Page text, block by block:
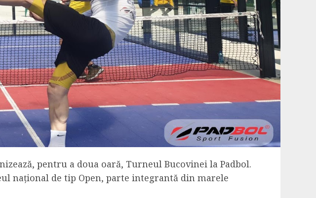
pentru a doua oară, Turneul Bucovinei la Padbol.
național de tip Open, parte integrantă din marele